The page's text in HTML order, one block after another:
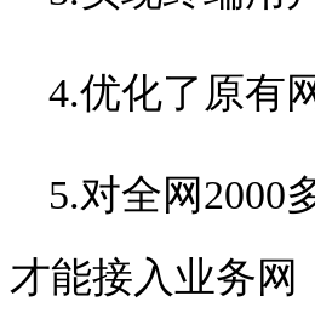
4.优化了原有
5.对全网2000
才能接入业务网